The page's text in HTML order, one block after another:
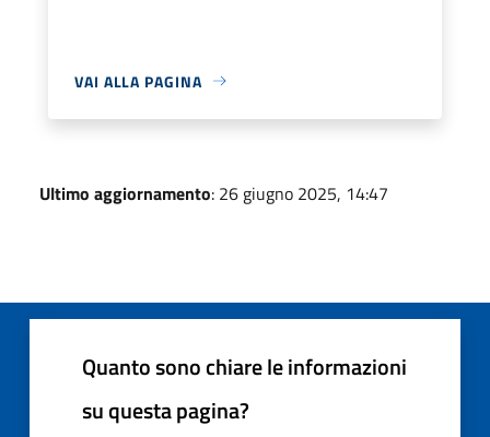
VAI ALLA PAGINA
Ultimo aggiornamento: 26 giugno 2025, 14:47
Quanto sono chiare le informazioni
su questa pagina?